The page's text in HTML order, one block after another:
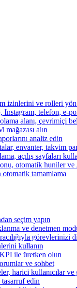
izinlerini ve rolleri
telefon, e-
alanı, çevrimiçi
alın
analiz edin
envanter, takvim
açılış sayfaları
otomatik huniler ve
otomatik tamamlama
seçim yapın
ve denetmen
görevlerinizi
kullanın
ile üretken olun
ve sohbet
harici kullanıcılar ve
edin